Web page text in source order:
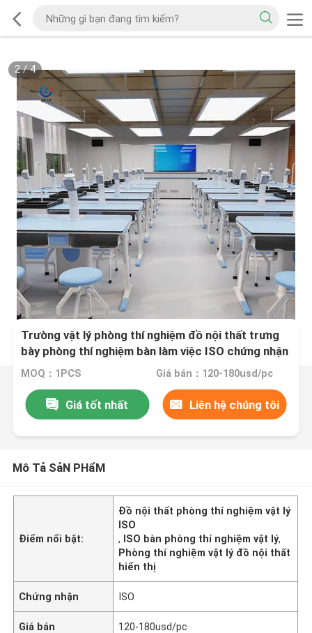
2/4
Trường vật lý phòng thí nghiệm đồ nội thất trưng
bày phòng thí nghiệm bàn làm việc ISO chứng nhận
MOQ：1PCS Giá bán：120-180usd/pc
Giá tốt nhất Liên hệ chúng tôi
Mô Tả SảN PHẩM
Điểm nổi bật:
Đồ nội thất phòng thí nghiệm vật lý
ISO
, ISO bàn phòng thí nghiệm vật lý,
Phòng thí nghiệm vật lý đồ nội thất
hiển thị
Chứng nhận ISO
Giá bán 120-180usd/pc